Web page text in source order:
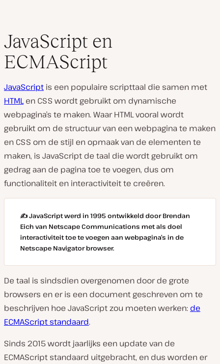
JavaScript en
ECMAScript
JavaScript is een populaire scripttaal die samen met
HTMLen CSS wordt gebruikt om dynamische
webpagina’s te maken. Waar HTML vooral wordt
gebruikt om de structuur van een webpagina te maken
en CSS om de stijl en opmaak van de elementen te
maken, is JavaScript de taal die wordt gebruikt om
gedrag aan de pagina toe te voegen, dus om
functionaliteit en interactiviteit te creëren.
✍️ JavaScript werd in 1995 ontwikkeld door Brendan
Eich van Netscape Communications met als doel
interactiviteit toe te voegen aan webpagina’s in de
Netscape Navigator browser.
De taal is sindsdien overgenomen door de grote
browsers en er is een document geschreven om te
beschrijven hoe JavaScript zou moeten werken: de
ECMAScript standaard.
Sinds 2015 wordt jaarlijks een update van de
ECMAScript standaard uitgebracht, en dus worden er